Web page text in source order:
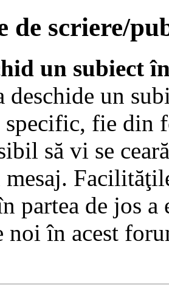
de scriere/
un subiect
deschide un
fie din
să vi se
mesaj.
partea de jos
noi în acest